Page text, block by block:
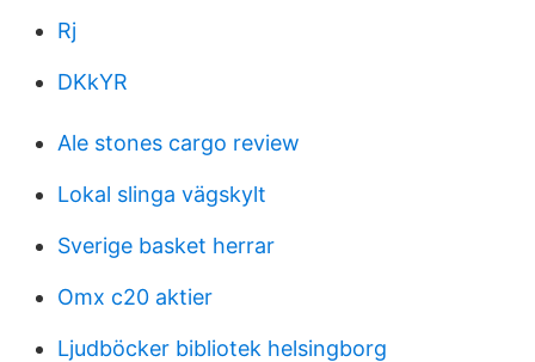
Rj
DKkYR
Ale stones cargo review
Lokal slinga vägskylt
Sverige basket herrar
Omx c20 aktier
Ljudböcker bibliotek helsingborg